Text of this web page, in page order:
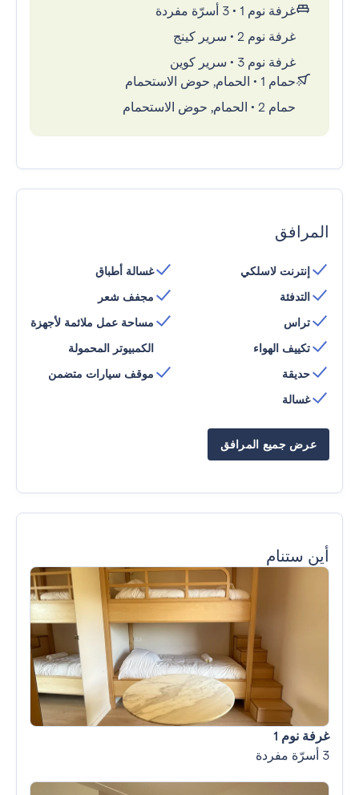
غرفة نوم 1
• 3 أسرّة مفردة
غرفة نوم 2
• سرير كينج
غرفة نوم 3
• سرير كوين
حمام 1
• الحمام, حوض الاستحمام
حمام 2
• الحمام, حوض الاستحمام
المرافق
إنترنت لاسلكي
التدفئة
تراس
تكييف الهواء
حديقة
غسالة
غسالة أطباق
مجفف شعر
مساحة عمل ملائمة لأجهزة
الكمبيوتر المحمولة
موقف سيارات متضمن
عرض جميع المرافق
أين ستنام
غرفة نوم 1
3 أسرّة مفردة